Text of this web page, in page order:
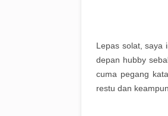
Lepas solat, saya
depan hubby
cuma pegang
restu dan